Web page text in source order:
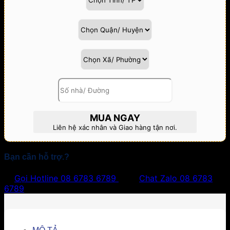
MUA NGAY
Liên hệ xác nhân và Giao hàng tận nơi.
Bạn cần hỗ trợ.?
Gọi Hotline 08 6783 6789 Chat Zalo 08 6783
6789